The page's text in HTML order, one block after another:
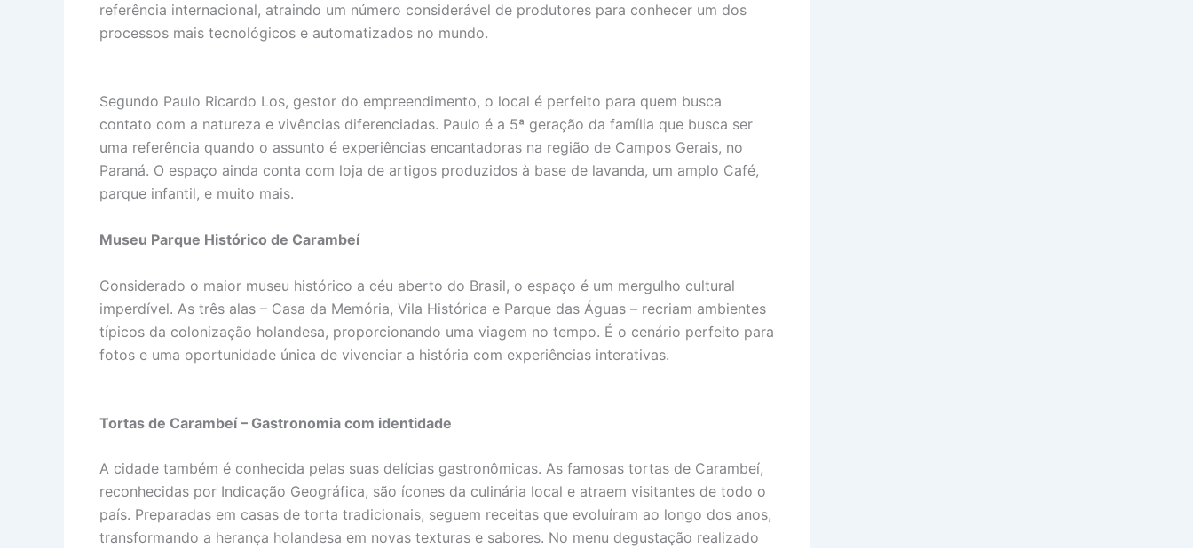
referência internacional, atraindo um número considerável de produtores para conhecer um dos
processos mais tecnológicos e automatizados no mundo.
Segundo Paulo Ricardo Los, gestor do empreendimento, o local é perfeito para quem busca
contato com a natureza e vivências diferenciadas. Paulo é a 5ª geração da família que busca ser
uma referência quando o assunto é experiências encantadoras na região de Campos Gerais, no
Paraná. O espaço ainda conta com loja de artigos produzidos à base de lavanda, um amplo Café,
parque infantil, e muito mais.
Museu Parque Histórico de Carambeí
Considerado o maior museu histórico a céu aberto do Brasil, o espaço é um mergulho cultural
imperdível. As três alas – Casa da Memória, Vila Histórica e Parque das Águas – recriam ambientes
típicos da colonização holandesa, proporcionando uma viagem no tempo. É o cenário perfeito para
fotos e uma oportunidade única de vivenciar a história com experiências interativas.
Tortas de Carambeí – Gastronomia com identidade
A cidade também é conhecida pelas suas delícias gastronômicas. As famosas tortas de Carambeí,
reconhecidas por Indicação Geográfica, são ícones da culinária local e atraem visitantes de todo o
país. Preparadas em casas de torta tradicionais, seguem receitas que evoluíram ao longo dos anos,
transformando a herança holandesa em novas texturas e sabores. No menu degustação realizado